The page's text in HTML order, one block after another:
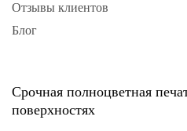
Отзывы клиентов
Блог
Срочная полноцветная
поверхностях